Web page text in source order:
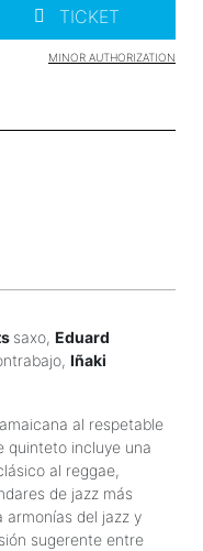
TICKET
MINOR AUTHORIZATION
saxo, Eduard
Iñaki
al respetable
quinteto incluye una
al reggae,
de jazz más
armonías del jazz y
sugerente entre